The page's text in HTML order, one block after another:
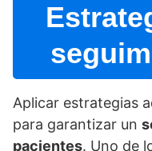
Aplicar estrategias
para garantizar un
pacientes. Uno de